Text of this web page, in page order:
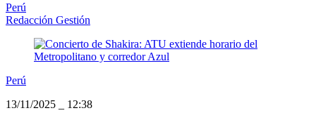
Perú
Redacción Gestión
Perú
13/11/2025
12:38